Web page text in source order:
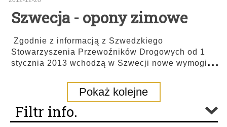
Szwecja - opony zimowe
Zgodnie z informacją z Szwedzkiego
Stowarzyszenia Przewoźników Drogowych od 1
stycznia 2013 wchodzą w Szwecji nowe wymogi ...
Pokaż kolejne
Filtr info.